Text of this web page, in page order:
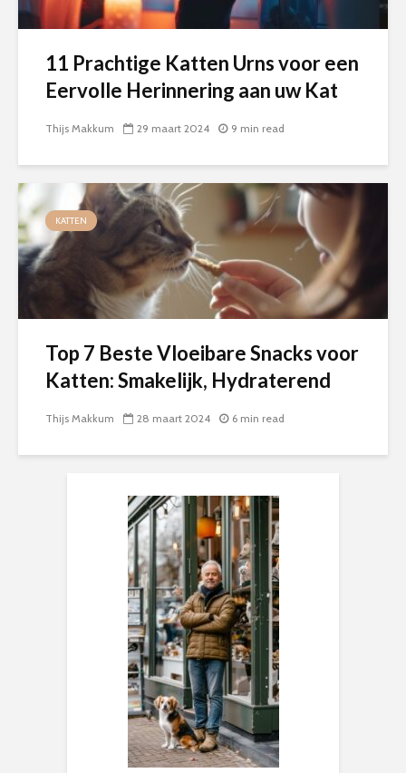
11 Prachtige Katten Urns voor een
Eervolle Herinnering aan uw Kat
Thijs Makkum 29 maart 2024 9 min read
KATTEN
Top 7 Beste Vloeibare Snacks voor
Katten: Smakelijk, Hydraterend
Thijs Makkum 28 maart 2024 6 min read